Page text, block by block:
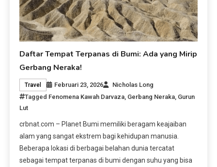
Daftar Tempat Terpanas di Bumi: Ada yang Mirip
Gerbang Neraka!
Travel Februari 23, 2026
Nicholas Long
Tagged Fenomena Kawah Darvaza Gerbang Neraka Gurun
Lut
crbnat.com – Planet Bumi memiliki beragam keajaiban
alam yang sangat ekstrem bagi kehidupan manusia.
Beberapa lokasi di berbagai belahan dunia tercatat
sebagai tempat terpanas di bumi dengan suhu yang bisa